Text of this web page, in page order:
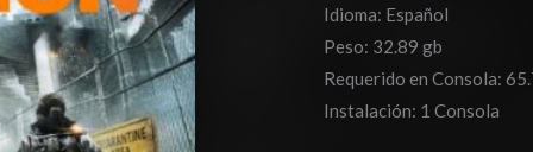
Idioma: Español
Peso: 32.89 gb
Requerido en Consola:
Instalación: 1 Consola